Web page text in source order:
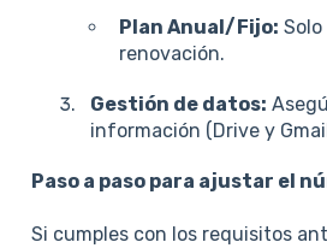
Plan Anual/Fijo:
renovación.
Gestión de datos:
información (Drive y
Paso a paso para ajustar el
Si cumples con los requisitos